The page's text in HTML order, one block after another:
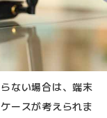
ない場合は、端末
ースが考えられま